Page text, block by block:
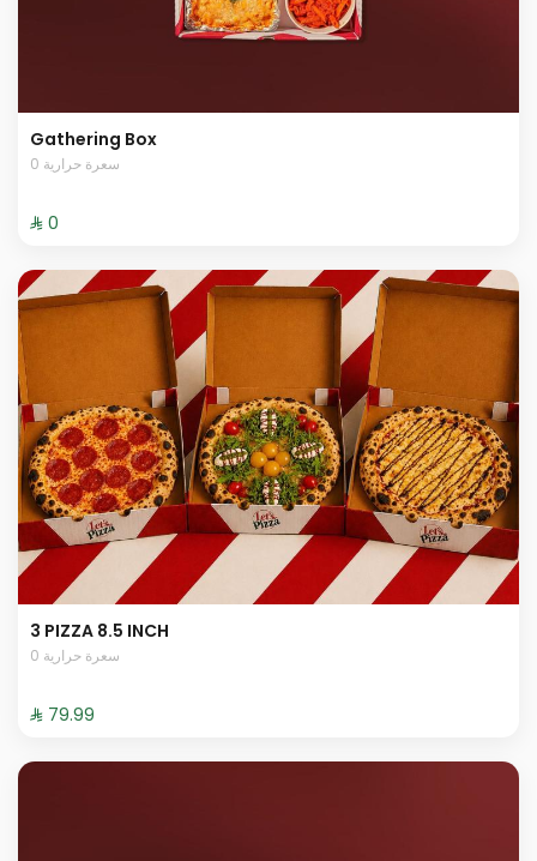
Gathering Box
0 سعرة حرارية
⁨⁦‪‬ 0⁩
3 PIZZA 8.5 INCH
0 سعرة حرارية
⁨⁦‪‬ 79.99⁩